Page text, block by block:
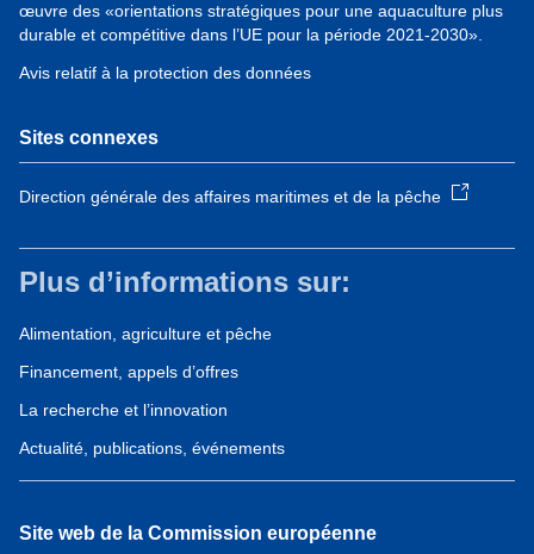
œuvre des «orientations stratégiques pour une aquaculture plus
durable et compétitive dans l’UE pour la période 2021-2030».
Avis relatif à la protection des données
Sites connexes
Direction générale des affaires maritimes et de la pêche
Plus d’informations sur:
Alimentation, agriculture et pêche
Financement, appels d’offres
La recherche et l’innovation
Actualité, publications, événements
Site web de la Commission européenne